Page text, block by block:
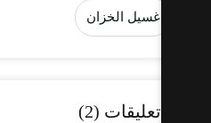
غسيل الخزان
تعليقات (2)